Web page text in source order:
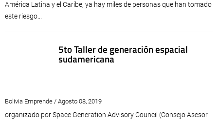
América Latina y el Caribe, ya hay miles de personas que han tomado
este riesgo...
5to Taller de generación espacial
sudamericana
Bolivia Emprende / Agosto 08, 2019
organizado por Space Generation Advisory Council (Consejo Asesor